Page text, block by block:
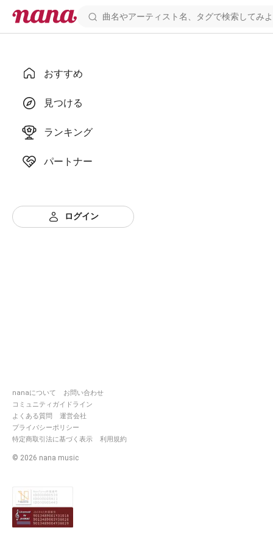
おすすめ
見つける
ランキング
パートナー
ログイン
nanaについて
お問い合わせ
コミュニティガイドライン
よくある質問
運営会社
プライバシーポリシー
特定商取引法に基づく表示
利用規約
© 2026 nana music